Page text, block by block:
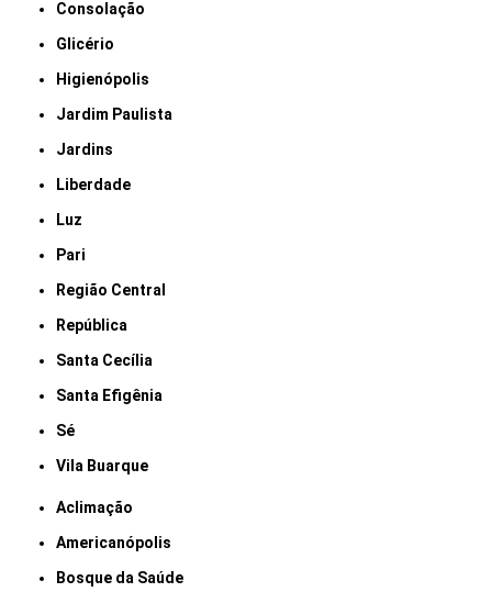
Consolação
Glicério
Higienópolis
Jardim Paulista
Jardins
Liberdade
Luz
Pari
Região Central
República
Santa Cecília
Santa Efigênia
Sé
Vila Buarque
Aclimação
Americanópolis
Bosque da Saúde